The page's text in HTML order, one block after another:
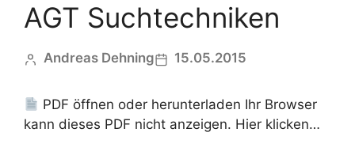
AGT Suchtechniken
Andreas Dehning 15.05.2015
PDF öffnen oder herunterladen Ihr Browser
kann dieses PDF nicht anzeigen. Hier klicken…